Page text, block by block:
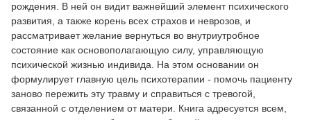
рождения. В ней он видит важнейший элемент психического
развития, а также корень всех страхов и неврозов, и
рассматривает желание вернуться во внутриутробное
состояние как основополагающую силу, управляющую
психической жизнью индивида. На этом основании он
формулирует главную цель психотерапии - помочь пациенту
заново пережить эту травму и справиться с тревогой,
связанной с отделением от матери. Книга адресуется всем,